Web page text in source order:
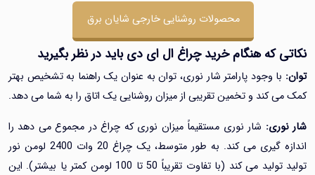
محصولات روشنایی خارجی شایان برق
که هنگام خرید چراغ ال ای دی باید در نظر بگیرید
وجود پارامتر شار نوری، توان به عنوان یک راهنما به تشخیص بهتر
کند و تخمین تقریبی از میزان روشنایی یک اتاق را به شما می دهد.
شار نوری مستقیماً میزان نوری که چراغ در مجموع می دهد را
اندازه گیری می کند. به طور متوسط، یک چراغ 20 وات 2400 لومن نور
تولید تولید می کند (با تفاوت تقریباً 50 تا 100 لومن کمتر یا بیشتر). این